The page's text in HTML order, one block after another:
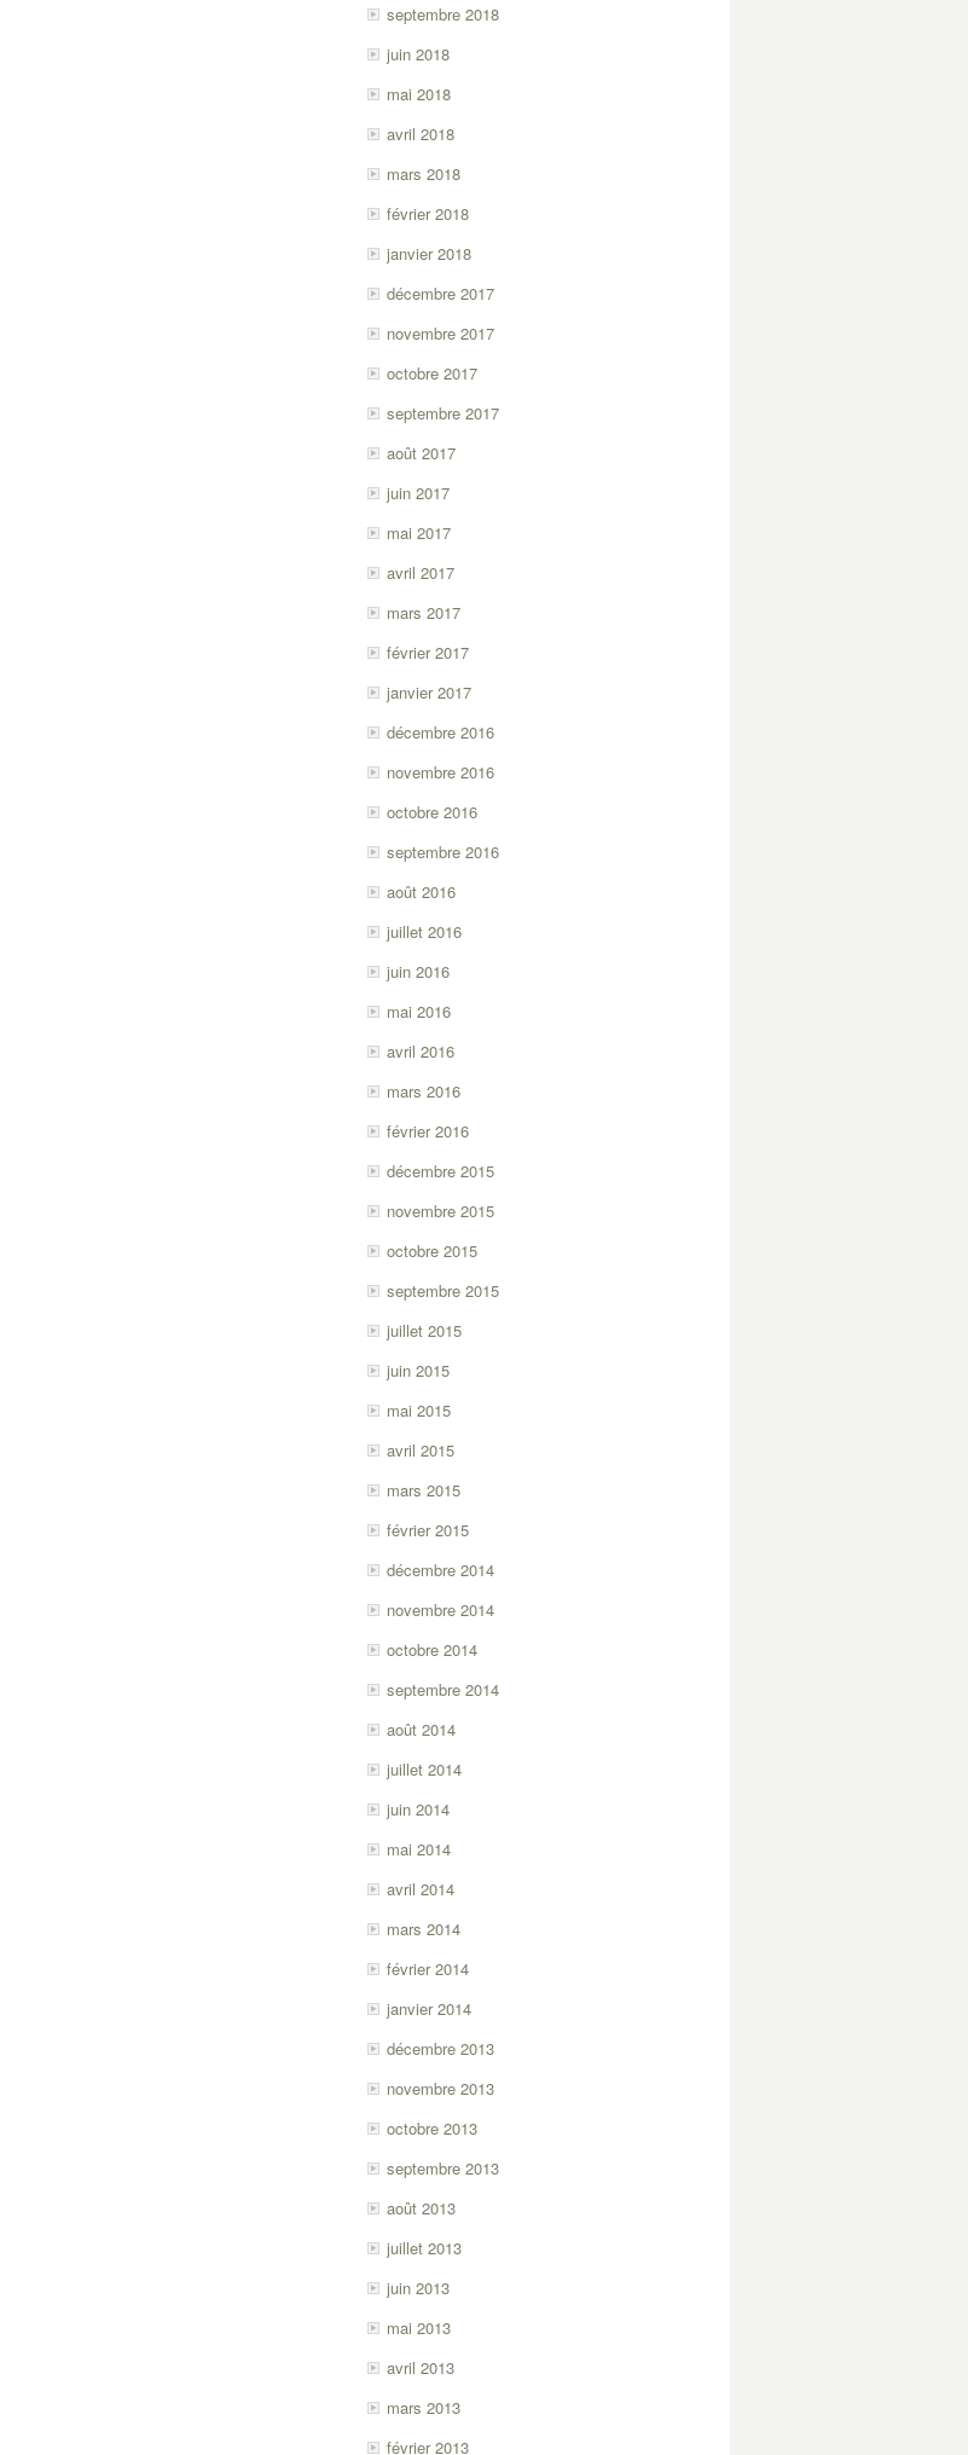
septembre 2018
juin 2018
mai 2018
avril 2018
mars 2018
février 2018
janvier 2018
décembre 2017
novembre 2017
octobre 2017
septembre 2017
août 2017
juin 2017
mai 2017
avril 2017
mars 2017
février 2017
janvier 2017
décembre 2016
novembre 2016
octobre 2016
septembre 2016
août 2016
juillet 2016
juin 2016
mai 2016
avril 2016
mars 2016
février 2016
décembre 2015
novembre 2015
octobre 2015
septembre 2015
juillet 2015
juin 2015
mai 2015
avril 2015
mars 2015
février 2015
décembre 2014
novembre 2014
octobre 2014
septembre 2014
août 2014
juillet 2014
juin 2014
mai 2014
avril 2014
mars 2014
février 2014
janvier 2014
décembre 2013
novembre 2013
octobre 2013
septembre 2013
août 2013
juillet 2013
juin 2013
mai 2013
avril 2013
mars 2013
février 2013